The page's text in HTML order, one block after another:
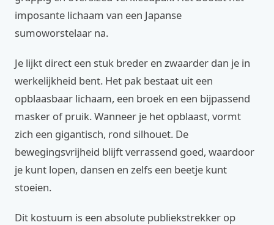
imposante lichaam van een Japanse
sumoworstelaar na.
Je lijkt direct een stuk breder en zwaarder dan je in
werkelijkheid bent. Het pak bestaat uit een
opblaasbaar lichaam, een broek en een bijpassend
masker of pruik. Wanneer je het opblaast, vormt
zich een gigantisch, rond silhouet. De
bewegingsvrijheid blijft verrassend goed, waardoor
je kunt lopen, dansen en zelfs een beetje kunt
stoeien.
Dit kostuum is een absolute publiekstrekker op